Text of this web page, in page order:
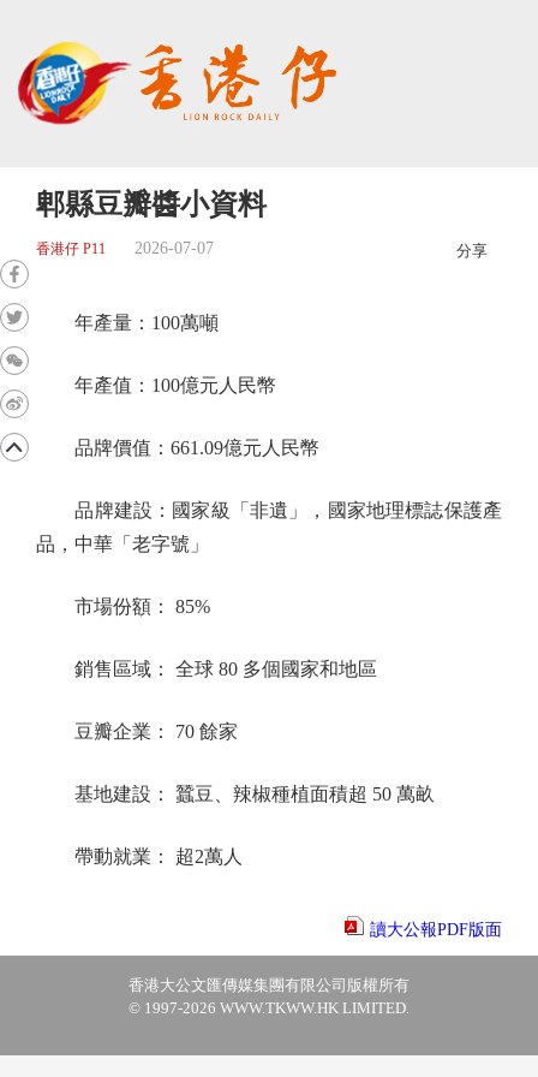
郫縣豆瓣醬小資料
香港仔 P11 2026-07-07 分享
年產量：100萬噸
年產值：100億元人民幣
品牌價值：661.09億元人民幣
品牌建設：國家級「非遺」，國家地理標誌保護產
品，中華「老字號」
市場份額： 85%
銷售區域： 全球 80 多個國家和地區
豆瓣企業： 70 餘家
基地建設： 蠶豆、辣椒種植面積超 50 萬畝
帶動就業： 超2萬人
讀大公報PDF版面
香港大公文匯傳媒集團有限公司版權所有
© 1997-2026 WWW.TKWW.HK LIMITED.